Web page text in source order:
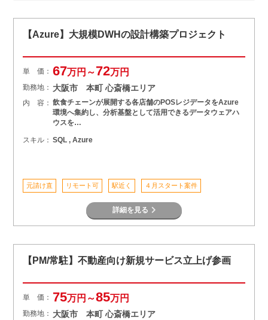
【Azure】大規模DWHの設計構築プロジェクト
単 価： 67万円～72万円
勤務地： 大阪市 本町 心斎橋エリア
内 容： 飲食チェーンが展開する各店舗のPOSレジデータをAzure
環境へ集約し、分析基盤として活用できるデータウェアハ
ウスを…
スキル： SQL , Azure
元請け直 リモート可 駅近く ４月スタート案件
詳細を見る
【PM/常駐】不動産向け新規サービス立上げ参画
単 価： 75万円～85万円
勤務地： 大阪市 本町 心斎橋エリア